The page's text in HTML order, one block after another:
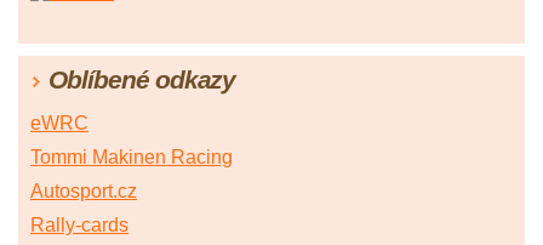
Oblíbené odkazy
eWRC
Tommi Makinen Racing
Autosport.cz
Rally-cards